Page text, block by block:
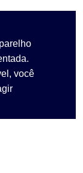
você